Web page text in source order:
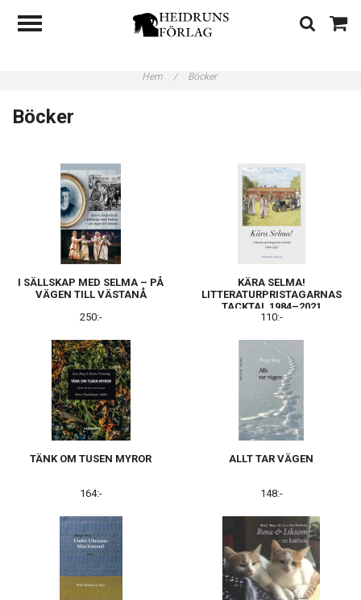
Hem / Böcker
Böcker
I SÄLLSKAP MED SELMA – PÅ
VÄGEN TILL VÄSTANÅ
250:-
KÄRA SELMA!
LITTERATURPRISTAGARNAS
TACKTAL 1984–2021
110:-
TÄNK OM TUSEN MYROR
164:-
ALLT TAR VÄGEN
148:-